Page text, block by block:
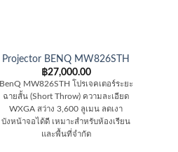
Projector BENQ MW826STH
฿27,000.00
BenQ MW826STH โปรเจคเตอร์ระยะ
ฉายสั้น (Short Throw) ความละเอียด
WXGA สว่าง 3,600 ลูเมน ลดเงา
บังหน้าจอได้ดี เหมาะสำหรับห้องเรียน
และพื้นที่จำกัด